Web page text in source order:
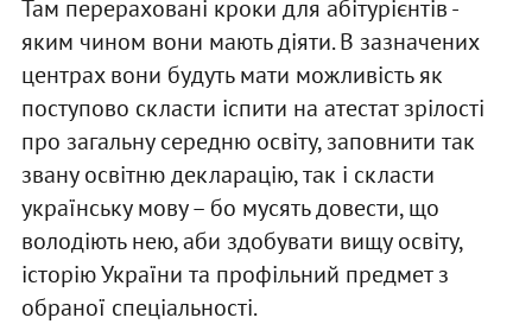
Там перераховані кроки для абітурієнтів -
яким чином вони мають діяти. В зазначених
центрах вони будуть мати можливість як
поступово скласти іспити на атестат зрілості
про загальну середню освіту, заповнити так
звану освітню декларацію, так і скласти
українську мову – бо мусять довести, що
володіють нею, аби здобувати вищу освіту,
історію України та профільний предмет з
обраної спеціальності.